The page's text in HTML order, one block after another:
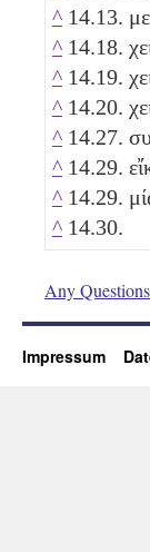
^ 14.13.
^ 14.18.
^ 14.19.
^ 14.20.
^ 14.27.
^ 14.29.
^ 14.29.
^ 14.30.
Any
Impressum